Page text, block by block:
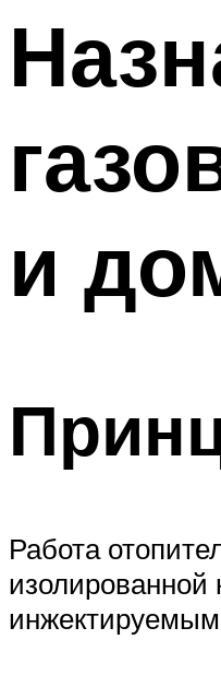
и
Работа
изолированной